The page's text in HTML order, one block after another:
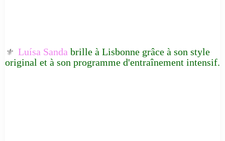
⚜️ Luísa Sanda brille à Lisbonne grâce à son style
original et à son programme d'entraînement intensif.